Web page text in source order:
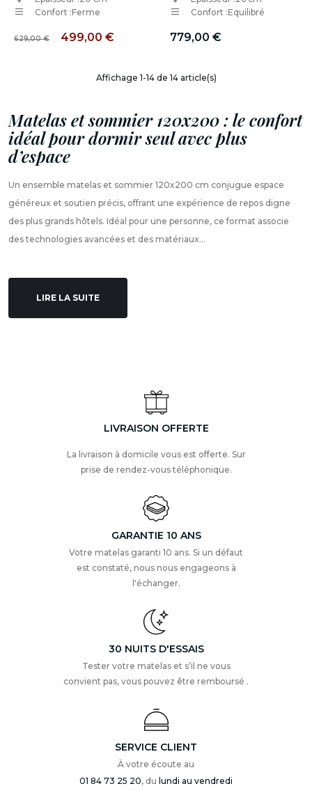
Confort :Ferme
629,00 € 499,00 €
Confort :Equilibré
779,00 €
Affichage 1-14 de 14 article(s)
Matelas et sommier 120x200 : le confort
idéal pour dormir seul avec plus
d’espace
Un ensemble matelas et sommier 120x200 cm conjugue espace
généreux et soutien précis, offrant une expérience de repos digne
des plus grands hôtels. Idéal pour une personne, ce format associe
des technologies avancées et des matériaux...
LIRE LA SUITE
LIVRAISON OFFERTE
La livraison à domicile vous est offerte. Sur
prise de rendez-vous téléphonique.
GARANTIE 10 ANS
Votre matelas garanti 10 ans. Si un défaut
est constaté, nous nous engageons à
l'échanger.
30 NUITS D'ESSAIS
Tester votre matelas et s’il ne vous
convient pas, vous pouvez être remboursé .
SERVICE CLIENT
À votre écoute au
01 84 73 25 20, du lundi au vendredi